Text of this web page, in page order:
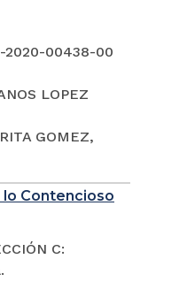
2020-00438-00
LOPEZ
GOMEZ,
lo Contencioso
C: